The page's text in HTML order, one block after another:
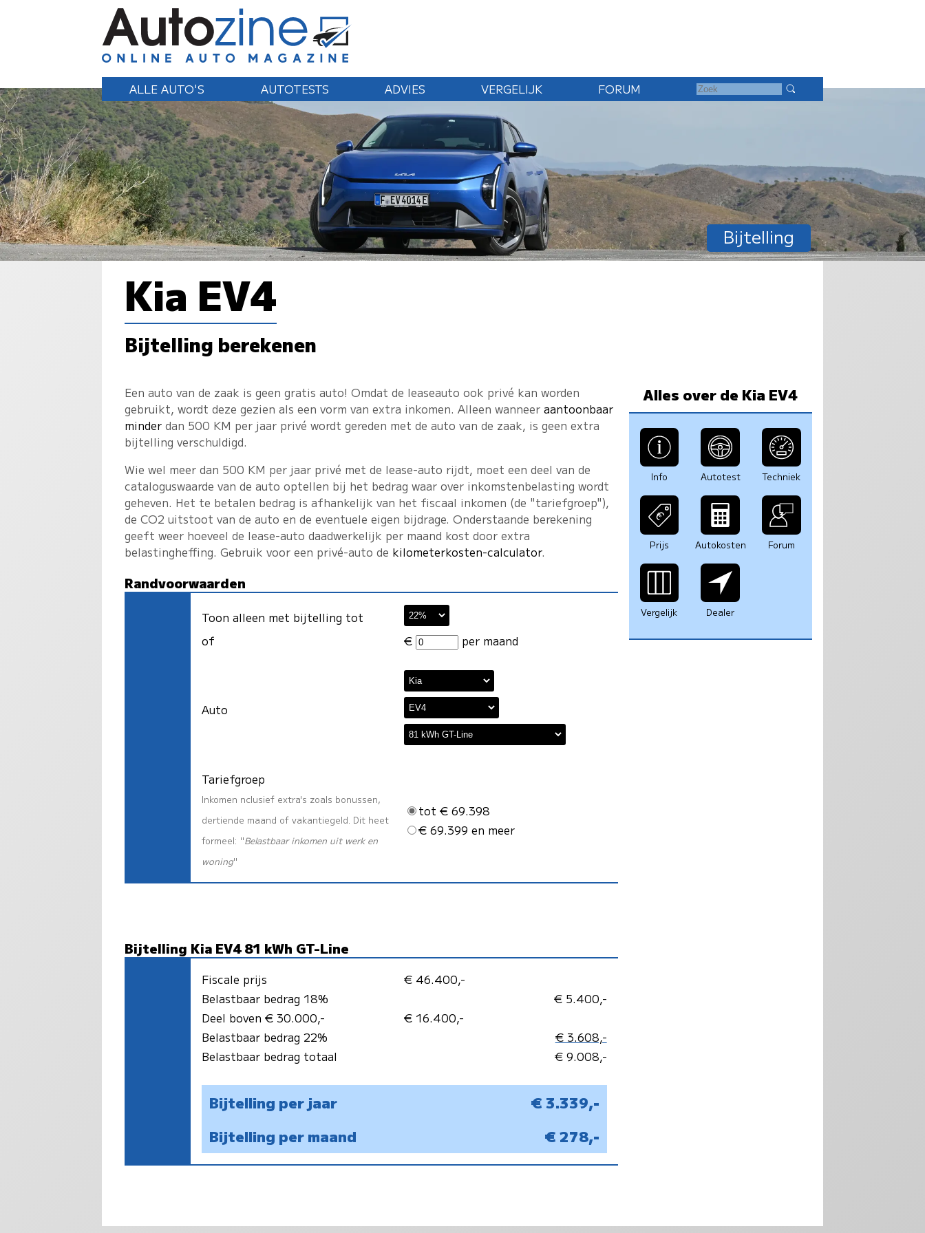
ALLE AUTO'S AUTOTESTS ADVIES VERGELIJK FORUM
Bijtelling
Kia EV4
Bijtelling berekenen
Een auto van de zaak is geen gratis auto! Omdat de leaseauto ook privé kan worden
gebruikt, wordt deze gezien als een vorm van extra inkomen. Alleen wanneeraantoonbaar
minder dan 500 KM per jaar privé wordt gereden met de auto van de zaak, is geen extra
bijtelling verschuldigd.
Wie wel meer dan 500 KM per jaar privé met de lease-auto rijdt, moet een deel van de
cataloguswaarde van de auto optellen bij het bedrag waar over inkomstenbelasting wordt
geheven. Het te betalen bedrag is afhankelijk van het fiscaal inkomen (de "tariefgroep"),
de CO2 uitstoot van de auto en de eventuele eigen bijdrage. Onderstaande berekening
geeft weer hoeveel de lease-auto daadwerkelijk per maand kost door extra
belastingheffing. Gebruik voor een privé-auto de kilometerkosten-calculator.
Randvoorwaarden
Toon alleen met bijtelling tot
of
€ per maand
Auto
Tariefgroep
Inkomen nclusief extra's zoals bonussen,
dertiende maand of vakantiegeld. Dit heet
formeel: "Belastbaar inkomen uit werk en
woning"
tot € 69.398
€ 69.399 en meer
Bijtelling Kia EV4 81 kWh GT-Line
Fiscale prijs
€ 46.400,-
Belastbaar bedrag 18%
€ 5.400,-
Deel boven € 30.000,-
€ 16.400,-
Belastbaar bedrag 22%
€ 3.608,-
Belastbaar bedrag totaal
€ 9.008,-
Bijtelling per jaar
€ 3.339,-
Bijtelling per maand
€ 278,-
Alles over de Kia EV4
Info Autotest Techniek
Prijs Autokosten Forum
Vergelijk Dealer